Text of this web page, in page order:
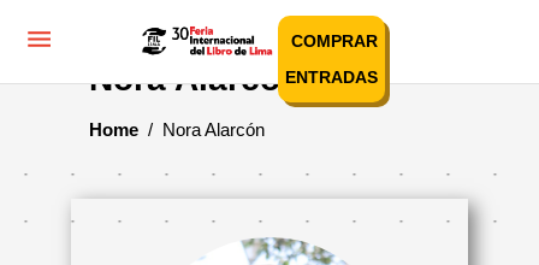
COMPRAR
ENTRADAS
Nora Alarcón
Home / Nora Alarcón